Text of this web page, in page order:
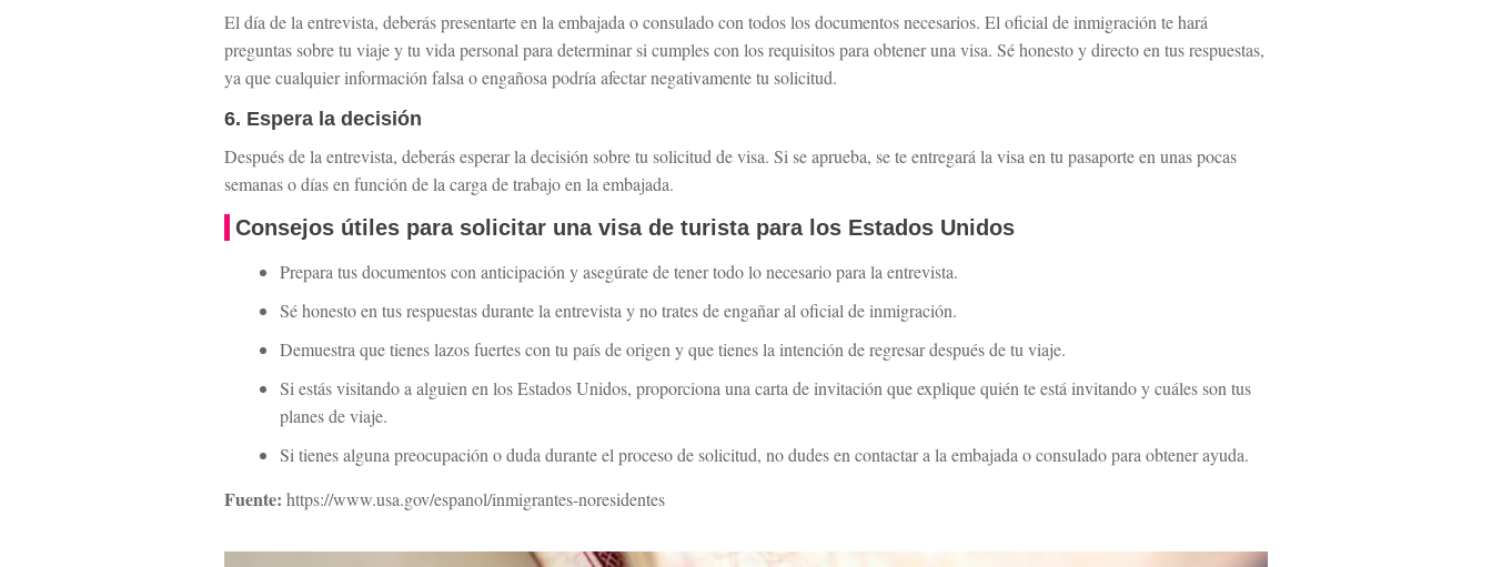
El día de la entrevista, deberás presentarte en la embajada o consulado con todos los documentos necesarios. El oficial de inmigración te hará
preguntas sobre tu viaje y tu vida personal para determinar si cumples con los requisitos para obtener una visa. Sé honesto y directo en tus respuestas,
ya que cualquier información falsa o engañosa podría afectar negativamente tu solicitud.
6. Espera la decisión
Después de la entrevista, deberás esperar la decisión sobre tu solicitud de visa. Si se aprueba, se te entregará la visa en tu pasaporte en unas pocas
semanas o días en función de la carga de trabajo en la embajada.
Consejos útiles para solicitar una visa de turista para los Estados Unidos
Prepara tus documentos con anticipación y asegúrate de tener todo lo necesario para la entrevista.
Sé honesto en tus respuestas durante la entrevista y no trates de engañar al oficial de inmigración.
Demuestra que tienes lazos fuertes con tu país de origen y que tienes la intención de regresar después de tu viaje.
Si estás visitando a alguien en los Estados Unidos, proporciona una carta de invitación que explique quién te está invitando y cuáles son tus
planes de viaje.
Si tienes alguna preocupación o duda durante el proceso de solicitud, no dudes en contactar a la embajada o consulado para obtener ayuda.
Fuente: https://www.usa.gov/espanol/inmigrantes-noresidentes